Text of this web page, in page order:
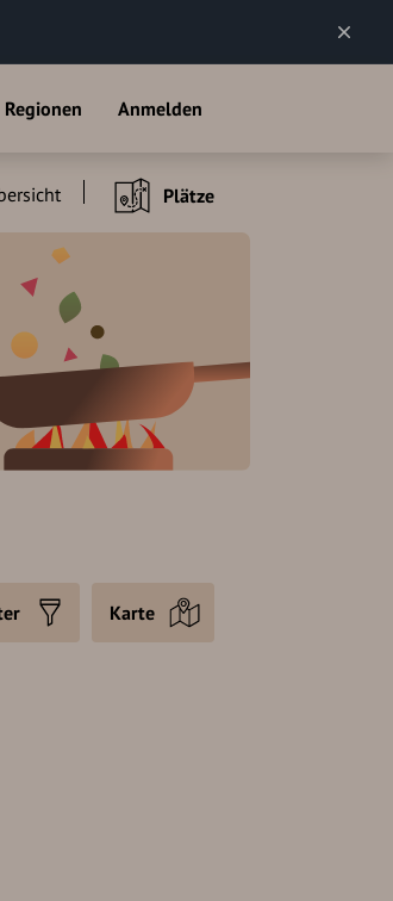
Regionen Anmelden
Plätze
Karte